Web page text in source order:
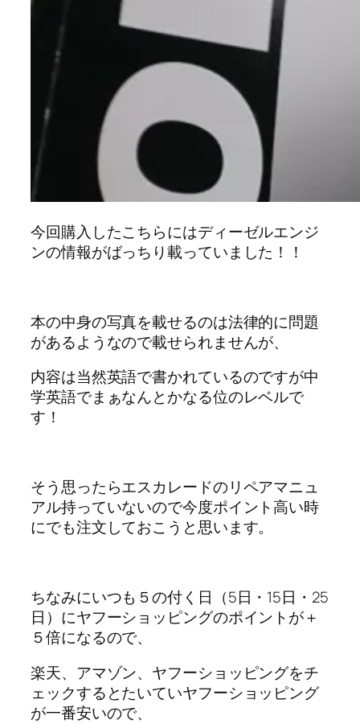
今回購入したこちらにはディーゼルエンジ
ンの情報がばっちり載っていました！！
本の中身の写真を載せるのは法律的に問題
があるようなので載せられませんが、
内容は当然英語で書かれているのですが中
学英語でまぁなんとかなる位のレベルで
す！
そう思ったらエスカレードのリペアマニュ
アル持っていないので今度ポイント高い時
にでも注文しておこうと思います。
ちなみにいつも５の付く日（5日・15日・25
日）にヤフーショッピングのポイントが＋
５倍になるので、
楽天、アマゾン、ヤフーショッピングをチ
ェックするとたいていヤフーショッピング
が一番安いので、